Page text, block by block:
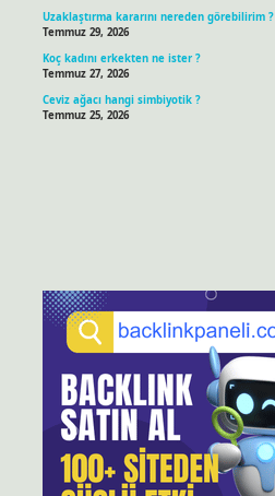
Uzaklaştırma kararını nereden görebilirim ?
Temmuz 29, 2026
Koç kadını erkekten ne ister ?
Temmuz 27, 2026
Ceviz ağacı hangi simbiyotik ?
Temmuz 25, 2026